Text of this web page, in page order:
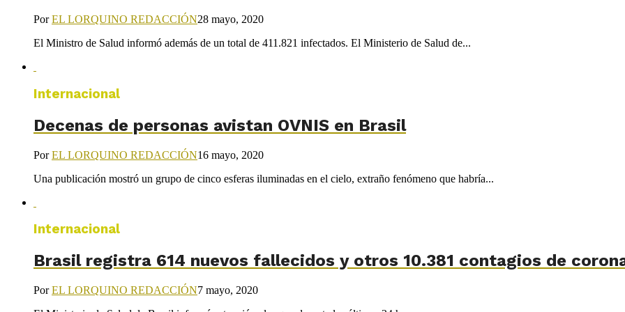
PorEL LORQUINO REDACCIÓN28 mayo, 2020
El Ministro de Salud informó además de un total de 411.821 infectados. El Ministerio de Salud de...
Internacional
Decenas de personas avistan OVNIS en Brasil
PorEL LORQUINO REDACCIÓN16 mayo, 2020
Una publicación mostró un grupo de cinco esferas iluminadas en el cielo, extraño fenómeno que habría...
Internacional
Brasil registra 614 nuevos fallecidos y otros 10.381 contagios de
PorEL LORQUINO REDACCIÓN7 mayo, 2020